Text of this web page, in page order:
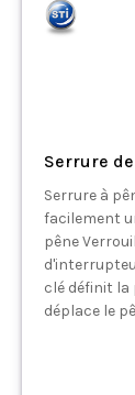
Serrure
Serrure à
facilement
pêne
clé définit la
déplace le